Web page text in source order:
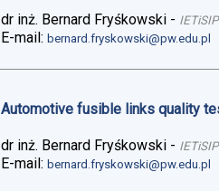
dr inż. Bernard Fryśkowski - IETiSIP
E-mail:bernard.fryskowski@pw.edu.pl
Automotive fusible links quality
dr inż. Bernard Fryśkowski - IETiSIP
E-mail:bernard.fryskowski@pw.edu.pl